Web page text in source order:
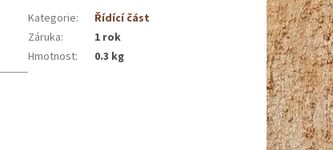
Kategorie:
Řídící část
Záruka:
1 rok
Hmotnost: 0.3 kg